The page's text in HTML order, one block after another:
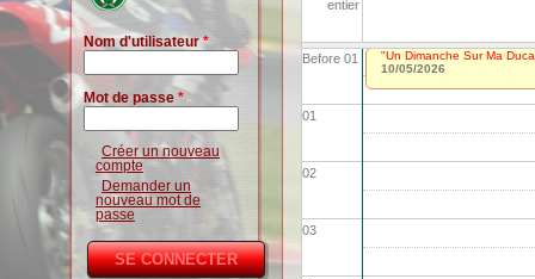
Nom d'utilisateur*
Mot de passe *
Créer un nouveau
compte
Demander un
nouveau mot de
passe
entier
Before 01
01
02
03
"Un Dimanche Sur Ma
10/05/2026